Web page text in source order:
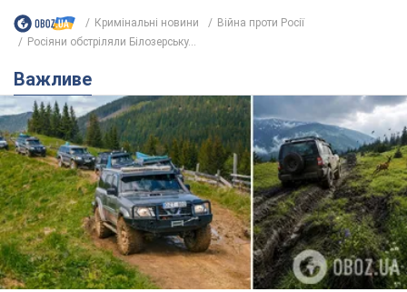
сотні років": у Greenpeace забили на сполох
У високогір'ї розташовані альпійські та субальпійські луки –
рідкісні природні комплекси, які формувалися протягом
сотень років
7 годин тому 561
Спека в Україні піде на спад, будуть
грози: синоптики дали прогноз, коли
чекати зміни погоди